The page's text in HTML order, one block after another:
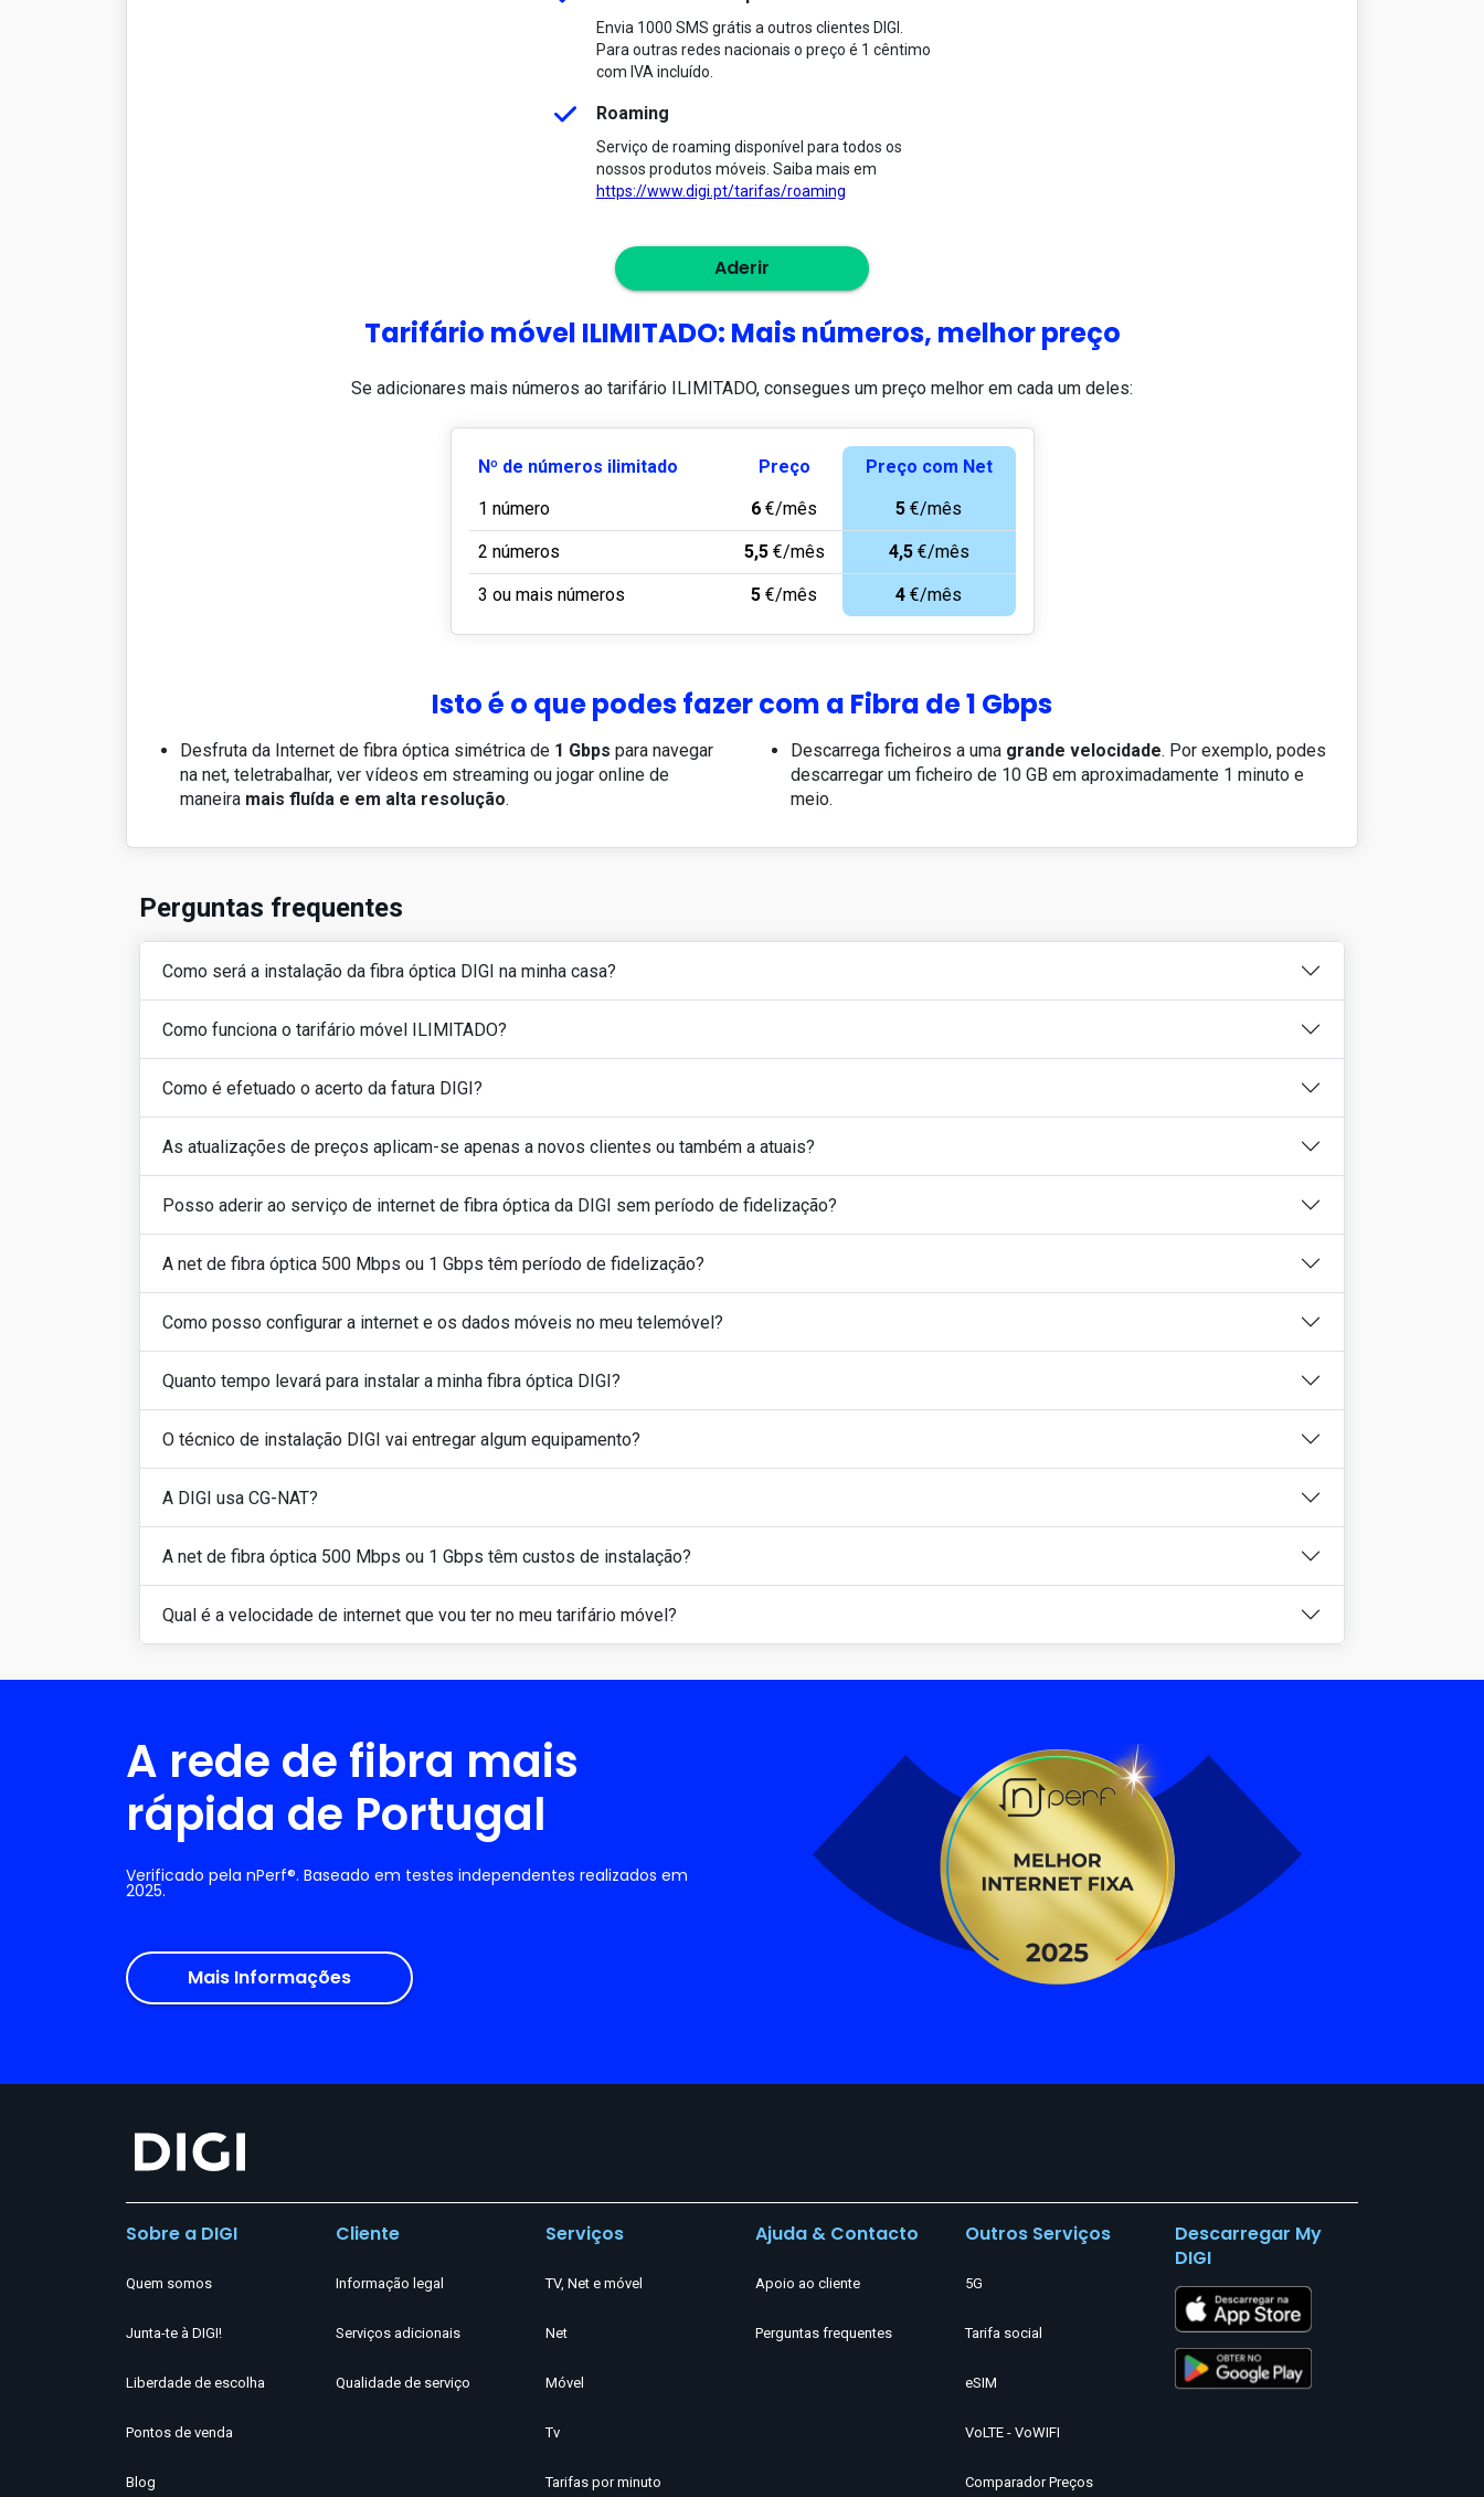
Envia 1000 SMS grátis a outros clientes DIGI.
Para outras redes nacionais o preço é 1 cêntimo
com IVA incluído.
Roaming
Serviço de roaming disponível para todos os
nossos produtos móveis. Saiba mais em
https://www.digi.pt/tarifas/roaming
Aderir
Tarifário móvel ILIMITADO: Mais números, melhor preço
Se adicionares mais números ao tarifário ILIMITADO, consegues um preço melhor em cada um deles:
Nº de números ilimitado Preço
Preço com Net
1 número
6 €/mês 5 €/mês
2 números 5,5€/mês 4,5€/mês
3 ou mais números 5 €/mês 4 €/mês
Isto é o que podes fazer com a Fibra de 1 Gbps
Desfruta da Internet de fibra óptica simétrica de 1 Gbps para navegar
na net, teletrabalhar, ver vídeos em streaming ou jogar online de
maneira mais fluída e em alta resolução.
Descarrega ficheiros a uma grande velocidade. Por exemplo, podes
descarregar um ficheiro de 10 GB em aproximadamente 1 minuto e
meio.
Perguntas frequentes
Como será a instalação da fibra óptica DIGI na minha casa?
Como funciona o tarifário móvel ILIMITADO?
Como é efetuado o acerto da fatura DIGI?
As atualizações de preços aplicam-se apenas a novos clientes ou também a atuais?
Posso aderir ao serviço de internet de fibra óptica da DIGI sem período de fidelização?
A net de fibra óptica 500 Mbps ou 1 Gbps têm período de fidelização?
Como posso configurar a internet e os dados móveis no meu telemóvel?
Quanto tempo levará para instalar a minha fibra óptica DIGI?
O técnico de instalação DIGI vai entregar algum equipamento?
A DIGI usa CG-NAT?
A net de fibra óptica 500 Mbps ou 1 Gbps têm custos de instalação?
Qual é a velocidade de internet que vou ter no meu tarifário móvel?
A rede de fibra mais
rápida de Portugal
Verificado pela nPerf®. Baseado em testes independentes realizados em
2025.
Mais Informações
Sobre a DIGI
Quem somos
Junta-te à DIGI!
Liberdade de escolha
Pontos de venda
Blog
Cliente
Informação legal
Serviços adicionais
Qualidade de serviço
Serviços
TV, Net e móvel
Net
Móvel
Tv
Tarifas por minuto
Ajuda & Contacto
Apoio ao cliente
Perguntas frequentes
Outros Serviços
5G
Tarifa social
eSIM
VoLTE - VoWIFI
Comparador Preços
Descarregar My
DIGI